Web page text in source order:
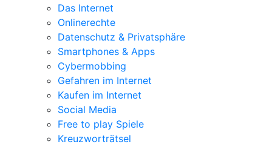
Das Internet
Onlinerechte
Datenschutz & Privatsphäre
Smartphones & Apps
Cybermobbing
Gefahren im Internet
Kaufen im Internet
Social Media
Free to play Spiele
Kreuzworträtsel